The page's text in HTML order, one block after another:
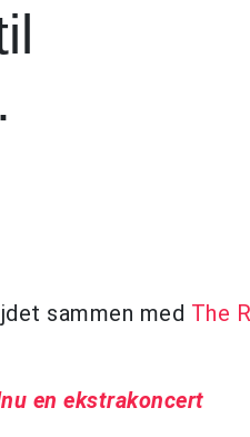
sammen med The
en ekstrakoncert